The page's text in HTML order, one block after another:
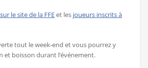
le site de la FFEet les joueurs inscrits à
tout le week-end et vous pourrez y
boisson durant l’événement.